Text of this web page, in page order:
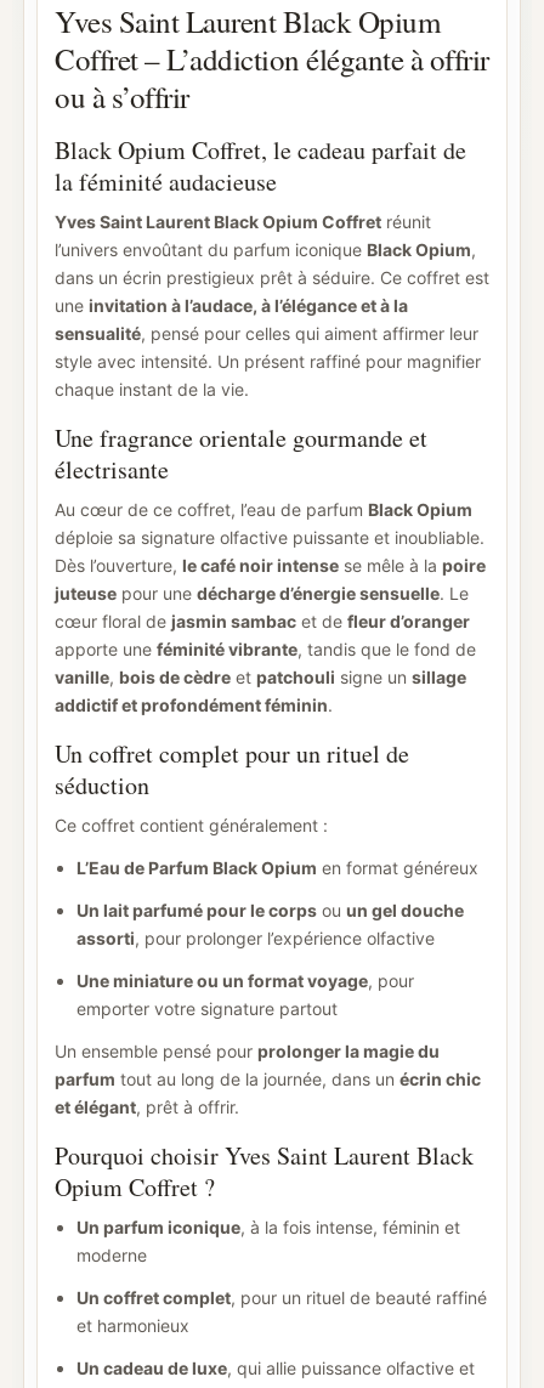
Yves Saint Laurent Black Opium
Coffret – L’addiction élégante à offrir
ou à s’offrir
Black Opium Coffret, le cadeau parfait de
la féminité audacieuse
Yves Saint Laurent Black Opium Coffret réunit
l’univers envoûtant du parfum iconique Black Opium,
dans un écrin prestigieux prêt à séduire. Ce coffret est
une invitation à l’audace, à l’élégance et à la
sensualité, pensé pour celles qui aiment affirmer leur
style avec intensité. Un présent raffiné pour magnifier
chaque instant de la vie.
Une fragrance orientale gourmande et
électrisante
Au cœur de ce coffret, l’eau de parfum Black Opium
déploie sa signature olfactive puissante et inoubliable.
Dès l’ouverture, le café noir intense se mêle à la poire
juteuse pour une décharge d’énergie sensuelle. Le
cœur floral de jasmin sambac et de fleur d’oranger
apporte une féminité vibrante, tandis que le fond de
vanille, bois de cèdre et patchouli signe un sillage
addictif et profondément féminin.
Un coffret complet pour un rituel de
séduction
Ce coffret contient généralement :
L’Eau de Parfum Black Opium en format généreux
Un lait parfumé pour le corps ou un gel douche
assorti, pour prolonger l’expérience olfactive
Une miniature ou un format voyage, pour
emporter votre signature partout
Un ensemble pensé pour prolonger la magie du
parfum tout au long de la journée, dans un écrin chic
et élégant, prêt à offrir.
Pourquoi choisir Yves Saint Laurent Black
Opium Coffret ?
Un parfum iconique, à la fois intense, féminin et
moderne
Un coffret complet, pour un rituel de beauté raffiné
et harmonieux
Un cadeau de luxe, qui allie puissance olfactive et